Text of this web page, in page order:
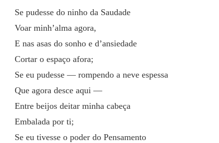
Se pudesse do ninho da Saudade
Voar minh’alma agora,
E nas asas do sonho e d’ansiedade
Cortar o espaço afora;
Se eu pudesse — rompendo a neve espessa
Que agora desce aqui —
Entre beijos deitar minha cabeça
Embalada por ti;
Se eu tivesse o poder do Pensamento